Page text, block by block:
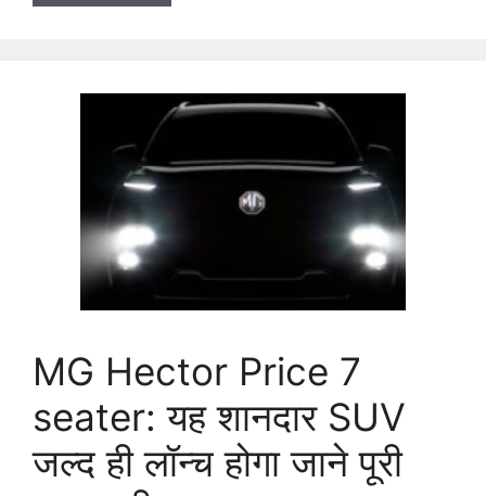
MG Hector Price 7
seater: यह शानदार SUV
जल्द ही लॉन्च होगा जाने पूरी